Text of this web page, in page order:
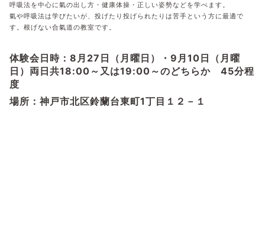
呼吸法を中心に氣の出し方・健康体操・正しい姿勢などを学べます。
氣や呼吸法は学びたいが、投げたり投げられたりは苦手という方に最適で
す。根げない合氣道の教室です。
体験会日時：8月27日（月曜日）・9月10日（月曜
日）両日共18:00～又は19:00～のどちらか 45分程
度
場所：神戸市北区鈴蘭台東町1丁目１２－１